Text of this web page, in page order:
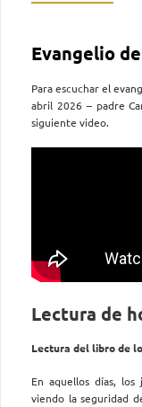
Evangelio
Para escuchar el
abril 2026 – padre
siguiente video.
Lectura de
Lectura del libro de
En aquellos días,
viendo la seguridad